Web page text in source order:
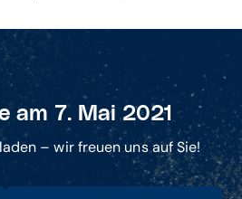
am 7. Mai 2021
– wir freuen uns auf Sie!